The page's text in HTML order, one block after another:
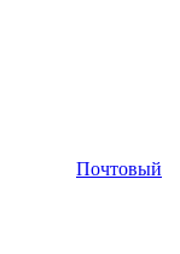
Почтовый